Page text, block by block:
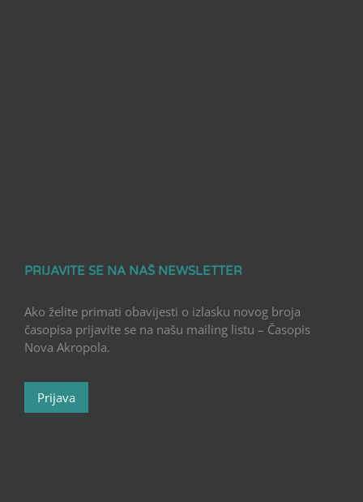
PRIJAVITE SE NA NAŠ NEWSLETTER
Ako želite primati obavijesti o izlasku novog broja
časopisa prijavite se na našu mailing listu – Časopis
Nova Akropola.
Prijava